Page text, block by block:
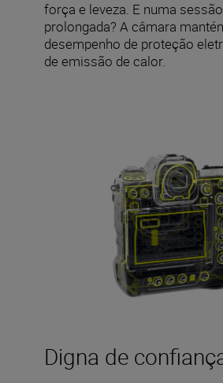
força e leveza. E numa
prolongada? A câmara
desempenho de proteção
de emissão de calor.
Digna de